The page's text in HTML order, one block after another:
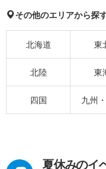
その他のエリアから探
北海道 東
北陸 東
四国 九州
夏休みのイ